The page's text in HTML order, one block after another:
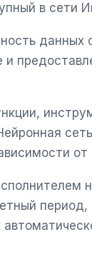
в сети
и
от